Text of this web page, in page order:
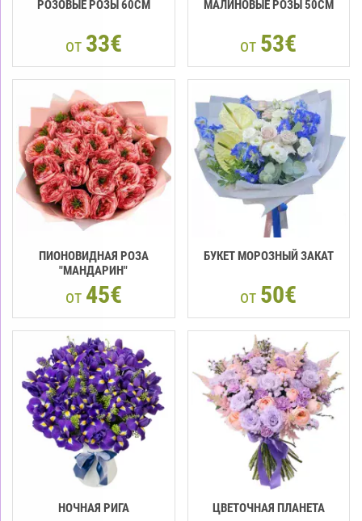
РОЗОВЫЕ РОЗЫ 60CM
от 33€
МАЛИНОВЫЕ РОЗЫ 50CM
от 53€
ПИОНОВИДНАЯ РОЗА
"МАНДАРИН"
от 45€
БУКЕТ МОРОЗНЫЙ ЗАКАТ
от 50€
НОЧНАЯ РИГА ЦВЕТОЧНАЯ ПЛАНЕТА